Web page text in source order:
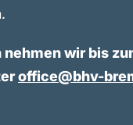
wir bis
office@bhv-